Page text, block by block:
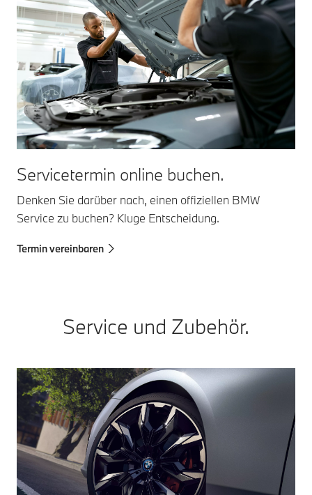
Servicetermin online buchen.
Denken Sie darüber nach, einen offiziellen BMW
Service zu buchen? Kluge Entscheidung.
Termin vereinbaren
Service und Zubehör.